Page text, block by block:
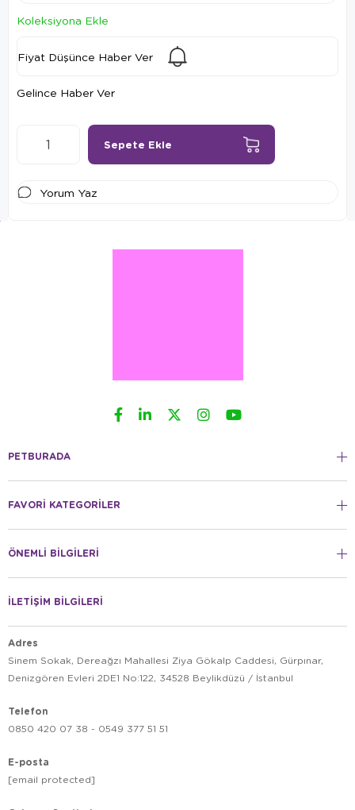
Koleksiyona Ekle
Fiyat Düşünce Haber Ver
Gelince Haber Ver
Yorum Yaz
PETBURADA
FAVORİ KATEGORİLER
ÖNEMLİ BİLGİLERİ
İLETİŞİM BİLGİLERİ
Adres
Sinem Sokak, Dereağzı Mahallesi Ziya Gökalp Caddesi, Gürpınar,
Denizgören Evleri 2DE1 No:122, 34528 Beylikdüzü / İstanbul
Telefon
0850 420 07 38 - 0549 377 51 51
E-posta
[email protected]